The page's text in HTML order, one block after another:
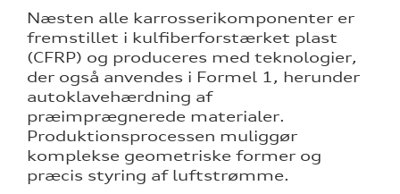
Næsten alle karrosserikomponenter er
fremstillet i kulfiberforstærket plast
(CFRP) og produceres med teknologier,
der også anvendes i Formel 1, herunder
autoklavehærdning af
præimprægnerede materialer.
Produktionsprocessen muliggør
komplekse geometriske former og
præcis styring af luftstrømme.